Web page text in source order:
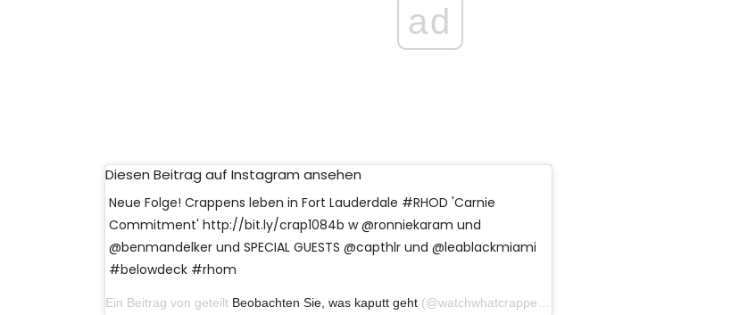
ad
Diesen Beitrag auf Instagram ansehen
Neue Folge! Crappens leben in Fort Lauderdale #RHOD 'Carnie
Commitment' http://bit.ly/crap1084b w @ronniekaram und
@benmandelker und SPECIAL GUESTS @capthlr und @leablackmiami
#belowdeck #rhom
Ein Beitrag von geteilt Beobachten Sie, was kaputt geht (@watchwhatcrappens) am 9. November 2019 um 14:16 Uhr PST